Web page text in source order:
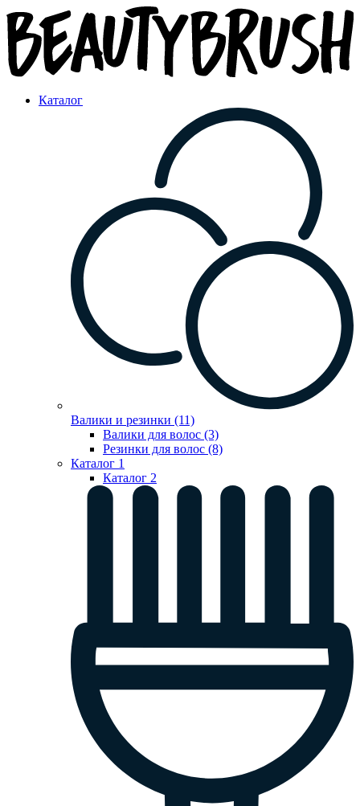
Каталог
Валики и резинки (11)
Валики для волос (3)
Резинки для волос (8)
Каталог 1
Каталог 2